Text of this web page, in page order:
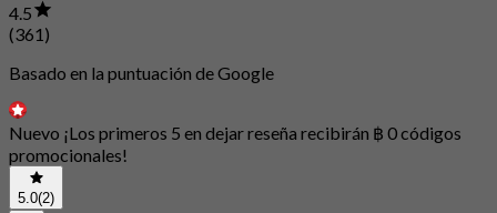
4.5
(361)
Basado en la puntuación de Google
Nuevo ¡Los primeros 5 en dejar reseña recibirán ฿ 0 códigos
promocionales!
5.0(2)